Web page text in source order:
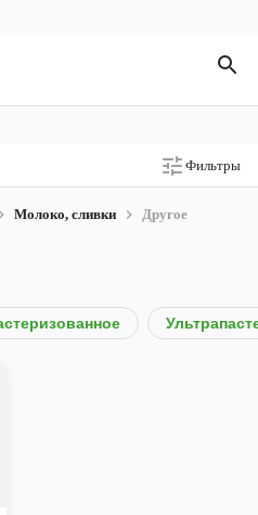
Фильтры
Молоко, сливки Другое